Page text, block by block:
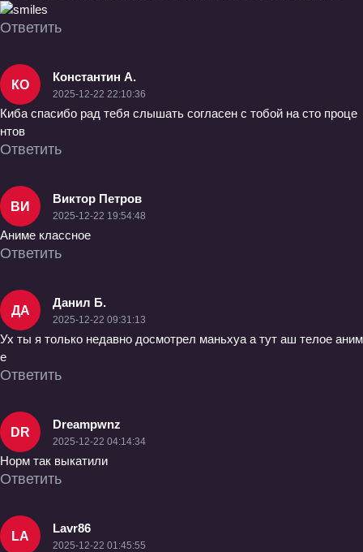
Ответить
КО
Константин А.
2025-12-22 22:10:36
Киба спасибо рад тебя слышать согласен с тобой на сто проце
нтов
Ответить
ВИ
Виктор Петров
2025-12-22 19:54:48
Аниме классное
Ответить
ДА
Данил Б.
2025-12-22 09:31:13
Ух ты я только недавно досмотрел маньхуа а тут аш телое аним
е
Ответить
DR
Dreampwnz
2025-12-22 04:14:34
Норм так выкатили
Ответить
LA
Lavr86
2025-12-22 01:45:55